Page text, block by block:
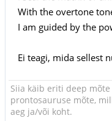
With the overtone
I am guided by the
Ei teagi, mida sellest
Siia käib eriti deep
prontosauruse mõte,
aeg ja/või koht.